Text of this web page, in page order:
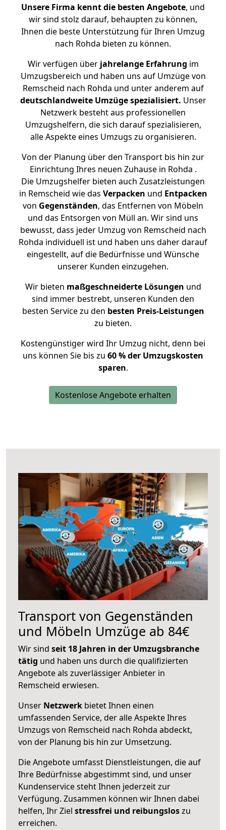
Unsere Firma kennt die besten Angebote, und
wir sind stolz darauf, behaupten zu können,
Ihnen die beste Unterstützung für Ihren Umzug
nach Rohda bieten zu können.
Wir verfügen überjahrelange Erfahrung im
Umzugsbereich und haben uns auf Umzüge von
Remscheid nach Rohda und unter anderem auf
deutschlandweite Umzüge spezialisiert. Unser
Netzwerk besteht aus professionellen
Umzugshelfern, die sich darauf spezialisieren,
alle Aspekte eines Umzugs zu organisieren.
Von der Planung über den Transport bis hin zur
Einrichtung Ihres neuen Zuhause in Rohda .
Die Umzugshelfer bieten auch Zusatzleistungen
in Remscheid wie das Verpacken und Entpacken
von Gegenständen, das Entfernen von Möbeln
und das Entsorgen von Müll an. Wir sind uns
bewusst, dass jeder Umzug von Remscheid nach
Rohda individuell ist und haben uns daher darauf
eingestellt, auf die Bedürfnisse und Wünsche
unserer Kunden einzugehen.
Wir bieten maßgeschneiderte Lösungen und
sind immer bestrebt, unseren Kunden den
besten Service zu den besten Preis-Leistungen
zu bieten.
Kostengünstiger wird Ihr Umzug nicht, denn bei
uns können Sie bis zu 60 % der Umzugskosten
sparen.
Kostenlose Angebote erhalten
Transport von Gegenständen
und Möbeln Umzüge ab 84€
Wir sind seit 18 Jahren in der Umzugsbranche
tätig und haben uns durch die qualifizierten
Angebote als zuverlässiger Anbieter in
Remscheid erwiesen.
Unser Netzwerk bietet Ihnen einen
umfassenden Service, der alle Aspekte Ihres
Umzugs von Remscheid nach Rohda abdeckt,
von der Planung bis hin zur Umsetzung.
Die Angebote umfasst Dienstleistungen, die auf
Ihre Bedürfnisse abgestimmt sind, und unser
Kundenservice steht Ihnen jederzeit zur
Verfügung. Zusammen können wir Ihnen dabei
helfen, Ihr Ziel stressfrei und reibungsloszu
erreichen.